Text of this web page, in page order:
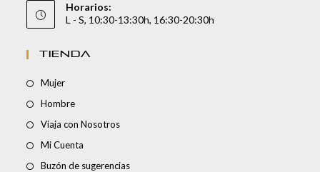
Horarios:
L - S, 10:30-13:30h, 16:30-20:30h
TIENDA
Mujer
Hombre
Viaja con Nosotros
Mi Cuenta
Buzón de sugerencias